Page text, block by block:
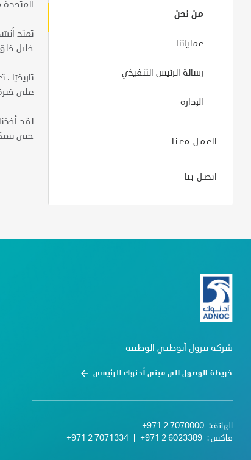
المتحدة
خلال
تاريخيًا
على
لقد
حتى
من نحن
عملياتنا
رسالة الرئيس التنفيذي
الإدارة
العمل معنا
اتصل بنا
شركة بترول أبوظبي الوطنية
خريطة الوصول الى مبنى أدنوك الرئيسي
الهاتف: +971 2 7070000
فاكس : +971 2 6023389
+971 2 7071334